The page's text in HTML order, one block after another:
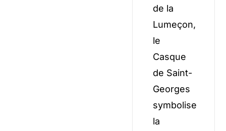
de la
Lumeçon,
le
Casque
de Saint-
Georges
symbolise
la